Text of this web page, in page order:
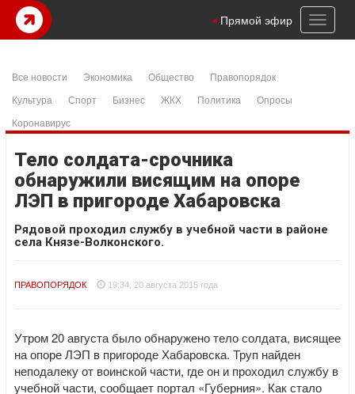
Toggle
Прямой эфир
Все новости Экономика Общество
Правопорядок
Культура
Спорт Бизнес ЖКХ Политика
Опросы
Коронавирус
Тело солдата-срочника
обнаружили висящим на опоре
ЛЭП в пригороде Хабаровска
Рядовой проходил службу в учебной части в районе
села Князе-Волконского.
ПРАВОПОРЯДОК 19:34, 20 августа 2015 года
Утром 20 августа было обнаружено тело солдата, висящее
на опоре ЛЭП в пригороде Хабаровска. Труп найден
неподалеку от воинской части, где он и проходил службу в
учебной части, сообщает портал «Губерния». Как стало